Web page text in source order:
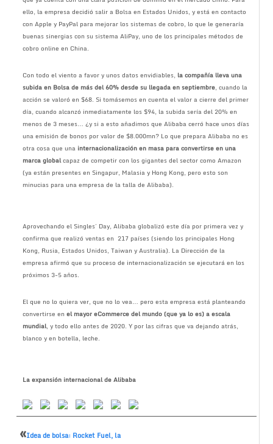
ello, la empresa decidió salir a Bolsa en Estados Unidos, y está en contacto
con Apple y PayPal para mejorar los sistemas de cobro, lo que le generaría
buenas sinergias con su sistema AliPay, uno de los principales métodos de
cobro online en China.
Con todo el viento a favor y unos datos envidiables, la compañía lleva una
subida en Bolsa de más del 60% desde su llegada en septiembre, cuando la
acción se valoró en $68. Si tomásemos en cuenta el valor a cierre del primer
día, cuando alcanzó inmediatamente los $94, la subida sería del 20% en
menos de 3 meses… ¿y si a esto añadimos que Alibaba cerró hace unos días
una emisión de bonos por valor de $8.000mn? Lo que prepara Alibaba no es
otra cosa que una internacionalización en masa para convertirse en una
marca globalcapaz de competir con los gigantes del sector como Amazon
(ya están presentes en Singapur, Malasia y Hong Kong, pero esto son
minucias para una empresa de la talla de Alibaba).
Aprovechando el Singles´ Day, Alibaba globalizó este día por primera vez y
confirma que realizó ventas en 217 países (siendo los principales Hong
Kong, Rusia, Estados Unidos, Taiwan y Australia). La Dirección de la
empresa afirmó que su proceso de internacionalización se ejecutará en los
próximos 3-5 años.
El que no lo quiera ver, que no lo vea… pero esta empresa está planteando
convertirse en el mayor eCommerce del mundo (que ya lo es) a escala
mundial, y todo ello antes de 2020. Y por las cifras que va dejando atrás,
blanco y en botella, leche.
La expansión internacional de Alibaba
«Idea de bolsa: Rocket Fuel, la